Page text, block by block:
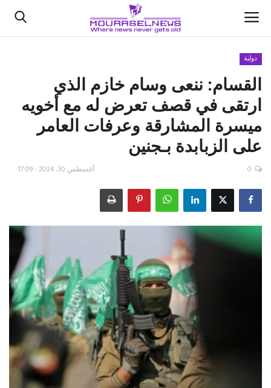
الأخبار
كتّابنا
السعودية
اقتصاد
علوم وتكنولوجيا
رياضة
دولية
القسام: ننعى وسام خازم الذي
ارتقى في قصف تعرض له مع أخويه
ميسرة المشارقة وعرفات العامر
على الزبابدة بـجنين
أغسطس 30, 2024 - 17:09 0